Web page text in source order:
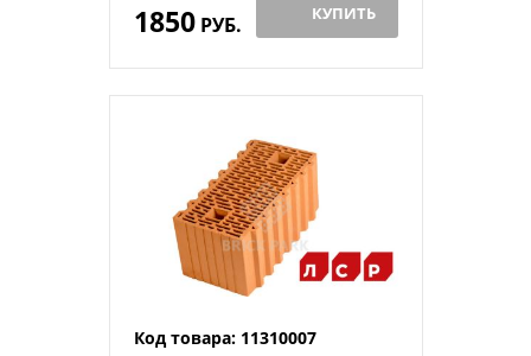
1850РУБ. КУПИТЬ
Код товара: 11310007